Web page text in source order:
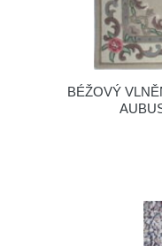
BÉŽOVÝ